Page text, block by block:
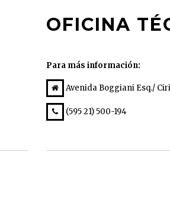
OFICINA
Para más información:
Avenida Boggiani Esq./
(595 21) 500-194